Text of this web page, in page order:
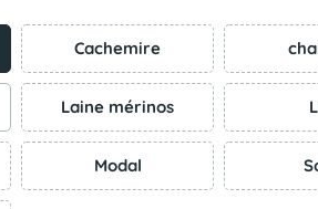
Cachemire
Laine mérinos
Modal